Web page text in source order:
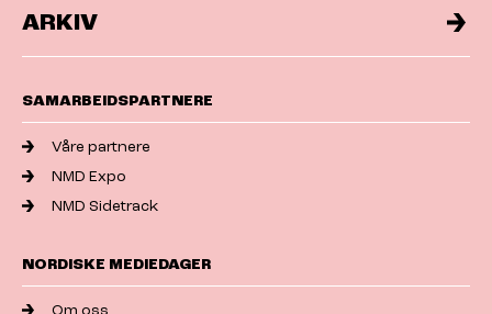
ARKIV
SAMARBEIDSPARTNERE
Våre partnere
NMD Expo
NMD Sidetrack
NORDISKE MEDIEDAGER
Om oss